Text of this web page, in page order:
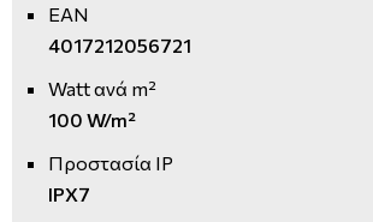
EAN
4017212056721
Watt ανά m²
100 W/m²
Προστασία IP
IPX7